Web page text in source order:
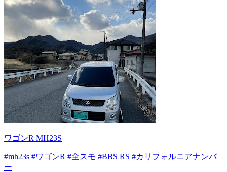
ワゴンR MH23S
#mh23s #ワゴンR #全スモ #BBS RS #カリフォルニアナンバ
ー